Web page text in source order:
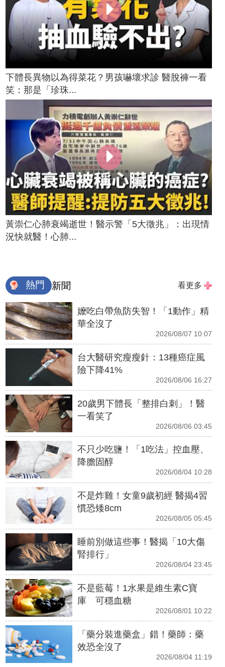
下體長異物以為得菜花？男孩嚇壞求診 醫脫褲一看
笑：那是「珍珠...
黃崇仁心肺衰竭逝世！醫示警「5大徵兆」：出現情
況快就醫！心肺...
熱門 新聞 看更多
嬤吃白帶魚防失智！「1動作」精
華全沒了
2026/08/07 10:07
台大醫研究瘦瘦針：13種癌症風
險下降41%
2026/08/06 16:27
20歲男下體長「整排白刺」！醫
一看笑了
2026/08/06 03:45
不只少吃鹽！「1吃法」控血壓、
降膽固醇
2026/08/04 10:28
不是炸雞！女童9歲初經 醫揭4習
慣恐矮8cm
2026/08/05 05:45
睡前別做這些事！醫揭「10大傷
腎排行」
2026/08/04 23:45
不是藍莓！1水果是維生素C寶
庫 可穩血糖
2026/08/01 10:22
「藥分裝進藥盒」錯！藥師：藥
效恐全沒了
2026/08/04 11:19